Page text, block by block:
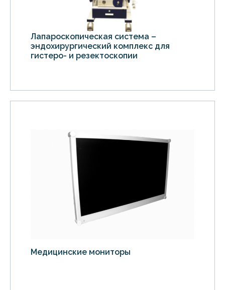
Лапароскопическая система –
эндохирургический комплекс для
гистеро- и резектоскопии
Медицинские мониторы